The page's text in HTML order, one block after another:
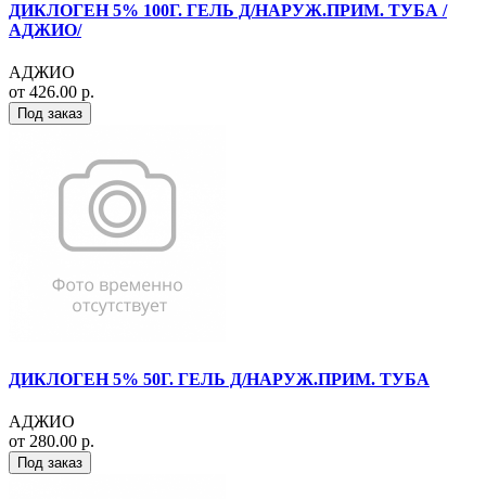
ДИКЛОГЕН 5% 100Г. ГЕЛЬ Д/НАРУЖ.ПРИМ. ТУБА /
АДЖИО/
АДЖИО
от 426.00 р.
Под заказ
ДИКЛОГЕН 5% 50Г. ГЕЛЬ Д/НАРУЖ.ПРИМ. ТУБА
АДЖИО
от 280.00 р.
Под заказ